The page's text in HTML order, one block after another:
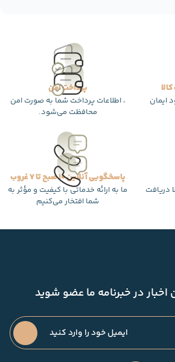
ایمان
پرداخت امن
، اطلاعات پرداخت شما به صورت امن
محافظت می‌شود.
دریافت
پاسخگویی آنلاین 10 صبح تا 7 غروب
ما به ارائه خدماتی با کیفیت و مؤثر به
شما افتخار می‌کنیم
اخبار در خبرنامه ما عضو شوید